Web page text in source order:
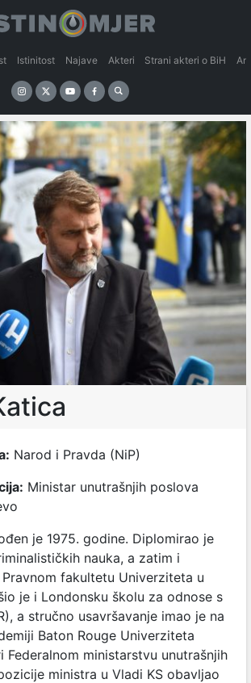
Istinitost Najave Akteri Strani akteri o BiH
Narod i Pravda (NiP)
Ministar unutrašnjih poslova
je 1975. godine. Diplomirao je
nauka, a zatim i
fakultetu Univerziteta u
je i Londonsku školu za odnose s
a stručno usavršavanje imao je na
Baton Rouge Univerziteta
Federalnom ministarstvu unutrašnjih
ministra u Vladi KS obavljao